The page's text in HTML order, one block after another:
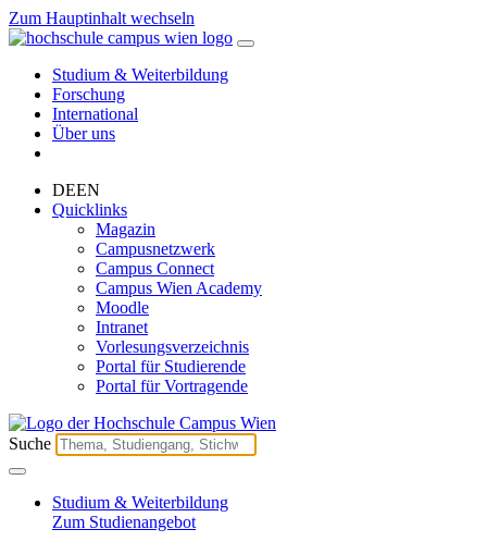
Zum Hauptinhalt wechseln
Studium & Weiterbildung
Forschung
International
Über uns
DEEN
Quicklinks
Magazin
Campusnetzwerk
Campus Connect
Campus Wien Academy
Moodle
Intranet
Vorlesungsverzeichnis
Portal für Studierende
Portal für Vortragende
Suche
Studium & Weiterbildung
Zum Studienangebot